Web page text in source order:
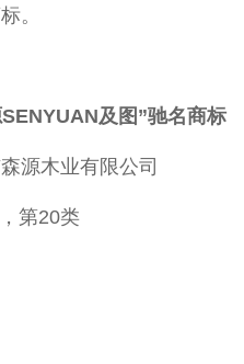
。
及图”驰名商标
源木业有限公司
第20类